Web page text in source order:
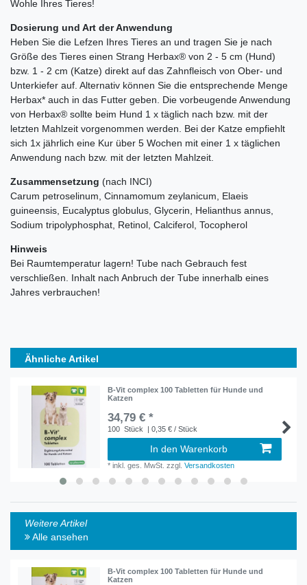
Wohle Ihres Tieres!
Dosierung und Art der Anwendung
Heben Sie die Lefzen Ihres Tieres an und tragen Sie je nach
Größe des Tieres einen Strang Herbax® von 2 - 5 cm (Hund)
bzw. 1 - 2 cm (Katze) direkt auf das Zahnfleisch von Ober- und
Unterkiefer auf. Alternativ können Sie die entsprechende Menge
Herbax* auch in das Futter geben. Die vorbeugende Anwendung
von Herbax® sollte beim Hund 1 x täglich nach bzw. mit der
letzten Mahlzeit vorgenommen werden. Bei der Katze empfiehlt
sich 1x jährlich eine Kur über 5 Wochen mit einer 1 x täglichen
Anwendung nach bzw. mit der letzten Mahlzeit.
Zusammensetzung (nach INCI)
Carum petroselinum, Cinnamomum zeylanicum, Elaeis
guineensis, Eucalyptus globulus, Glycerin, Helianthus annus,
Sodium tripolyphosphat, Retinol, Calciferol, Tocopherol
Hinweis
Bei Raumtemperatur lagern! Tube nach Gebrauch fest
verschließen. Inhalt nach Anbruch der Tube innerhalb eines
Jahres verbrauchen!
Ähnliche Artikel
B-Vit complex 100 Tabletten für Hunde und
Katzen
34,79 € *
100 Stück | 0,35 € / Stück
In den Warenkorb
*inkl. ges. MwSt. zzgl.Versandkosten
Weitere Artikel
Alle ansehen
B-Vit complex 100 Tabletten für Hunde und
Katzen